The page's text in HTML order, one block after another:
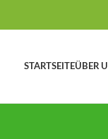
STARTSEITEÜBER